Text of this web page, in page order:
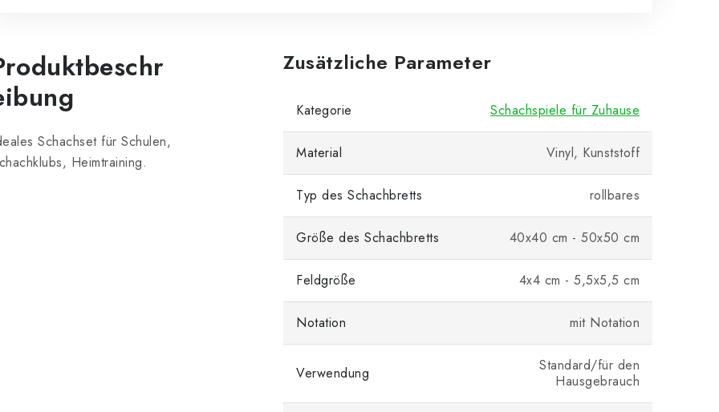
Schachset für Schulen,
Heimtraining.
Zusätzliche Parameter
Kategorie Schachspiele für Zuhause
Material Vinyl, Kunststoff
Typ des Schachbretts rollbares
Größe des Schachbretts 40x40 cm - 50x50 cm
Feldgröße 4x4 cm - 5,5x5,5 cm
Notation mit Notation
Verwendung
Standard/für den
Hausgebrauch